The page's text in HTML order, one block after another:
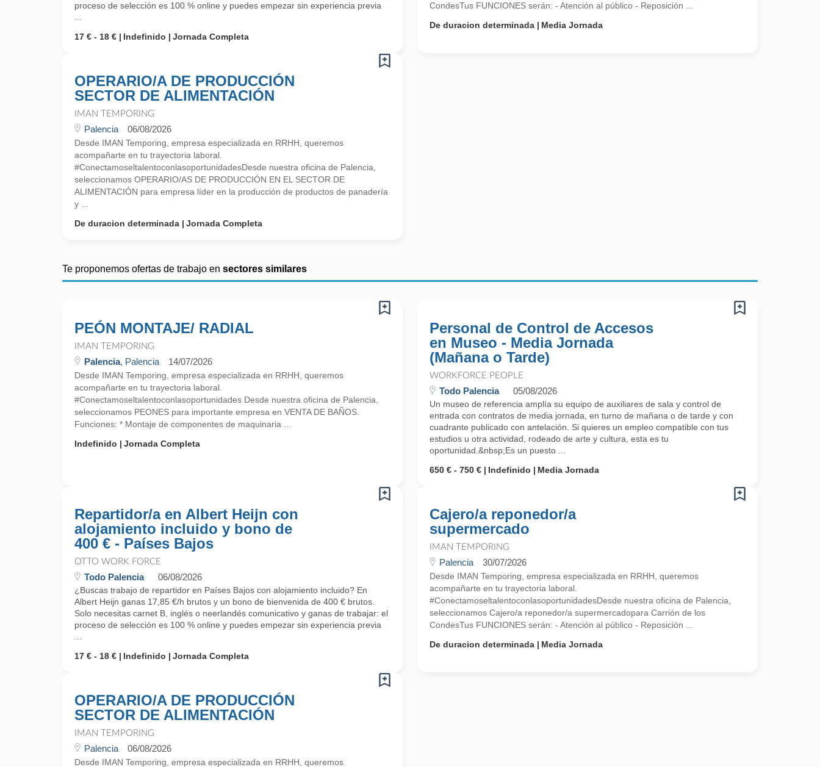
proceso de selección es 100 % online y puedes empezar sin experiencia previa
17 € - 18 €
Indefinido Jornada Completa
CondesTus FUNCIONES serán: - Atención al público - Reposición ...
De duracion determinada
Media Jornada
OPERARIO/A DE PRODUCCIÓN
SECTOR DE ALIMENTACIÓN
IMAN TEMPORING
Palencia 06/08/2026
Desde IMAN Temporing, empresa especializada en RRHH, queremos
acompañarte en tu trayectoria laboral.
#ConectamoseltalentoconlasoportunidadesDesde nuestra oficina de Palencia,
seleccionamos OPERARIO/AS DE PRODUCCIÓN EN EL SECTOR DE
ALIMENTACIÓN para empresa líder en la producción de productos de panadería
y ...
De duracion determinada
Jornada Completa
Te proponemos ofertas de trabajo en sectores similares
PEÓN MONTAJE/ RADIAL
IMAN TEMPORING
Palencia, Palencia 14/07/2026
Desde IMAN Temporing, empresa especializada en RRHH, queremos
acompañarte en tu trayectoria laboral.
#Conectamoseltalentoconlasoportunidades Desde nuestra oficina de Palencia,
seleccionamos PEONES para importante empresa en VENTA DE BAÑOS.
Funciones: * Montaje de componentes de maquinaria ...
Indefinido
Jornada Completa
Personal de Control de Accesos
en Museo - Media Jornada
(Mañana o Tarde)
WORKFORCE PEOPLE
Todo Palencia 05/08/2026
Un museo de referencia amplía su equipo de auxiliares de sala y control de
entrada con contratos de media jornada, en turno de mañana o de tarde y con
cuadrante publicado con antelación. Si quieres un empleo compatible con tus
estudios u otra actividad, rodeado de arte y cultura, esta es tu
oportunidad.&nbsp;Es un puesto ...
650 € - 750 €
Indefinido Media Jornada
Repartidor/a en Albert Heijn con
alojamiento incluido y bono de
400 € - Países Bajos
OTTO WORK FORCE
Todo Palencia 06/08/2026
¿Buscas trabajo de repartidor en Países Bajos con alojamiento incluido? En
Albert Heijn ganas 17,85 €/h brutos y un bono de bienvenida de 400 € brutos.
Solo necesitas carnet B, inglés o neerlandés comunicativo y ganas de trabajar: el
proceso de selección es 100 % online y puedes empezar sin experiencia previa
17 € - 18 €
Indefinido Jornada Completa
Cajero/a reponedor/a
supermercado
IMAN TEMPORING
Palencia 30/07/2026
Desde IMAN Temporing, empresa especializada en RRHH, queremos
acompañarte en tu trayectoria laboral.
#ConectamoseltalentoconlasoportunidadesDesde nuestra oficina de Palencia,
seleccionamos Cajero/a reponedor/a supermercadopara Carrión de los
CondesTus FUNCIONES serán: - Atención al público - Reposición ...
De duracion determinada
Media Jornada
OPERARIO/A DE PRODUCCIÓN
SECTOR DE ALIMENTACIÓN
IMAN TEMPORING
Palencia 06/08/2026
Desde IMAN Temporing, empresa especializada en RRHH, queremos